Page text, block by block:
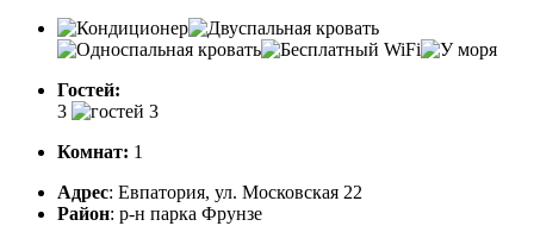
Гостей:
3
Комнат: 1
Адрес: Евпатория, ул. Московская 22
Район: р-н парка Фрунзе